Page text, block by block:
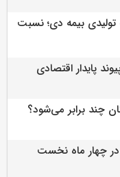
تولیدی بیمه دی؛ نسبت
پایدار اقتصادی
چند برابر می‌شود؟
چهار ماه نخست